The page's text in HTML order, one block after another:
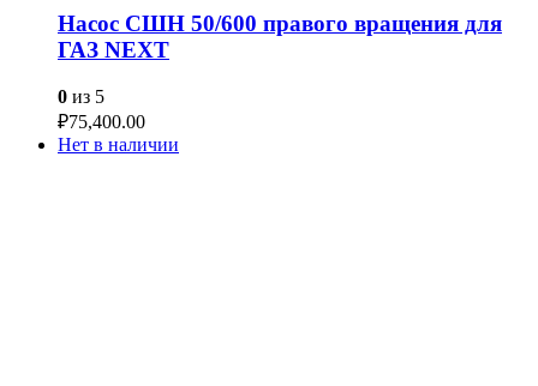
Насос СШН 50/600 правого вращения для
ГАЗ NEXT
0 из 5
₽75,400.00
Нет в наличии